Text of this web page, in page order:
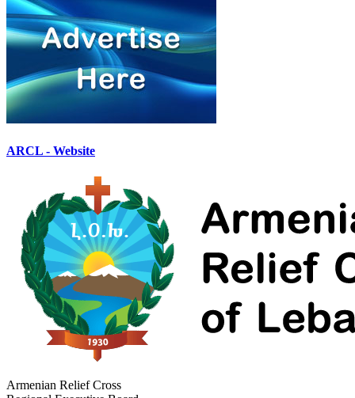
ARCL - Website
Armenian Relief Cross